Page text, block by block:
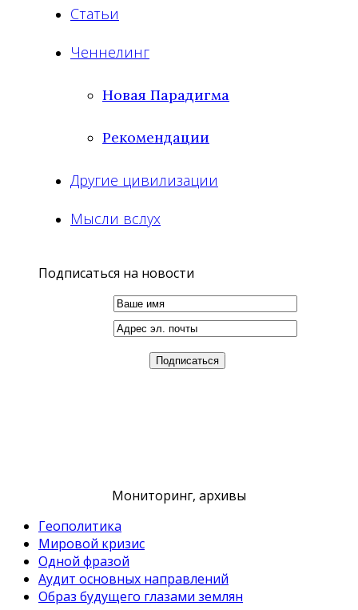
Статьи
Ченнелинг
Новая Парадигма
Рекомендации
Другие цивилизации
Мысли вслух
Подписаться на новости
Мониторинг, архивы
Геополитика
Мировой кризис
Одной фразой
Аудит основных направлений
Образ будущего глазами землян